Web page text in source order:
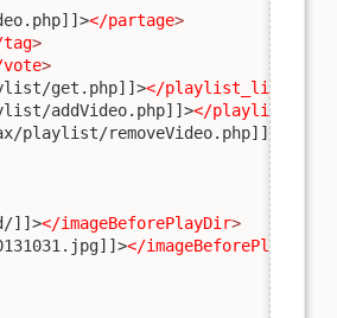
</partage>
>
>
get.php]]></playlist_liste
addVideo.php]]></playlist_ajout
playlist/removeVideo.php]]>
]]></imageBeforePlayDir>
</imageBeforePlay